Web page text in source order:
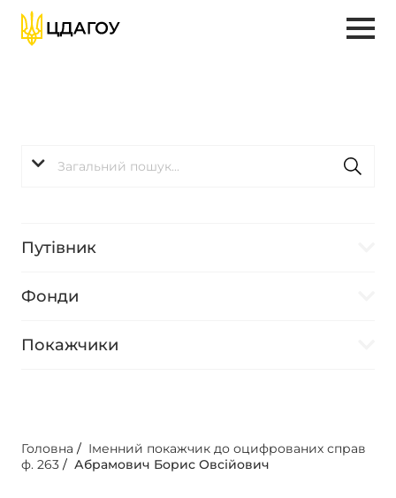
Путівник
Фонди
Покажчики
Головна / Іменний покажчик до оцифрованих справ
ф. 263 / Абрамович Борис Овсійович